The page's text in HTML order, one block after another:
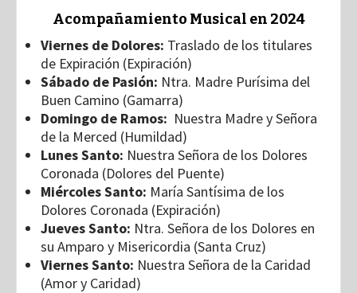
Acompañamiento Musical en 2024
Viernes de Dolores: Traslado de los titulares
de Expiración (Expiración)
Sábado de Pasión: Ntra. Madre Purísima del
Buen Camino (Gamarra)
Domingo de Ramos: Nuestra Madre y Señora
de la Merced (Humildad)
Lunes Santo: Nuestra Señora de los Dolores
Coronada (Dolores del Puente)
Miércoles Santo: María Santísima de los
Dolores Coronada (Expiración)
Jueves Santo: Ntra. Señora de los Dolores en
su Amparo y Misericordia (Santa Cruz)
Viernes Santo: Nuestra Señora de la Caridad
(Amor y Caridad)